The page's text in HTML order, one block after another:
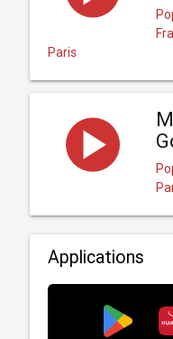
Paris
Applications